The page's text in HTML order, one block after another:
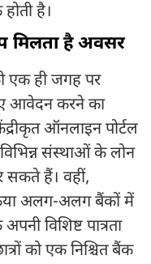
है।
मिलता है अवसर
एक ही जगह पर
आवेदन करने का
ऑनलाइन पोर्टल
संस्थाओं के लोन
सकते हैं। वहीं,
अलग-अलग बैंकों में
विशिष्ट पात्रता
को एक निश्चित बैंक